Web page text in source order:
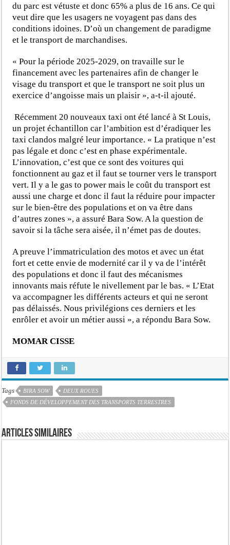
du parc est vétuste et donc 65% a plus de 16 ans. Ce qui
veut dire que les usagers ne voyagent pas dans des
conditions idoines. D’où un changement de paradigme
et le transport de marchandises.
« Pour la période 2025-2029, on travaille sur le
financement avec les partenaires afin de changer le
visage du transport et que le transport ne soit plus un
exercice d’angoisse mais un plaisir », a-t-il ajouté.
Récemment 20 nouveaux taxi ont été lancé à St Louis,
un projet échantillon car l’ambition est d’éradiquer les
taxi clandos malgré leur importance. « La pratique n’est
pas légale et donc c’est en phase expérimentale.
L’innovation, c’est que ce sont des voitures qui
fonctionnent au gaz et il faut se tourner vers le transport
vert. Il y a le gas to power mais le coût du transport est
aussi une charge et donc il faut la réduire pour impacter
sur le bien-être des populations et on va être dans
d’autres zones », a assuré Bara Sow. A la question de
savoir si la tâche sera aisée, il n’émet pas de doutes.
A preuve l’immatriculation des motos et avec un état
fort et cette envie de modernité car il y va de l’intérêt
des populations et donc il faut des mécanismes
innovants mais réfute le nivellement par le bas. « L’Etat
va accompagner les différents acteurs et qui ne seront
pas délaissés. Nous privilégions ces derniers et les
enrôler et avoir un métier aussi », a répondu Bara Sow.
MOMAR CISSE
Tags BIRA SOW
DEUX ROUES
FONDS DE DÉVELOPPEMENT DES TRANSPORTS TERRESTRES
Articles similaires